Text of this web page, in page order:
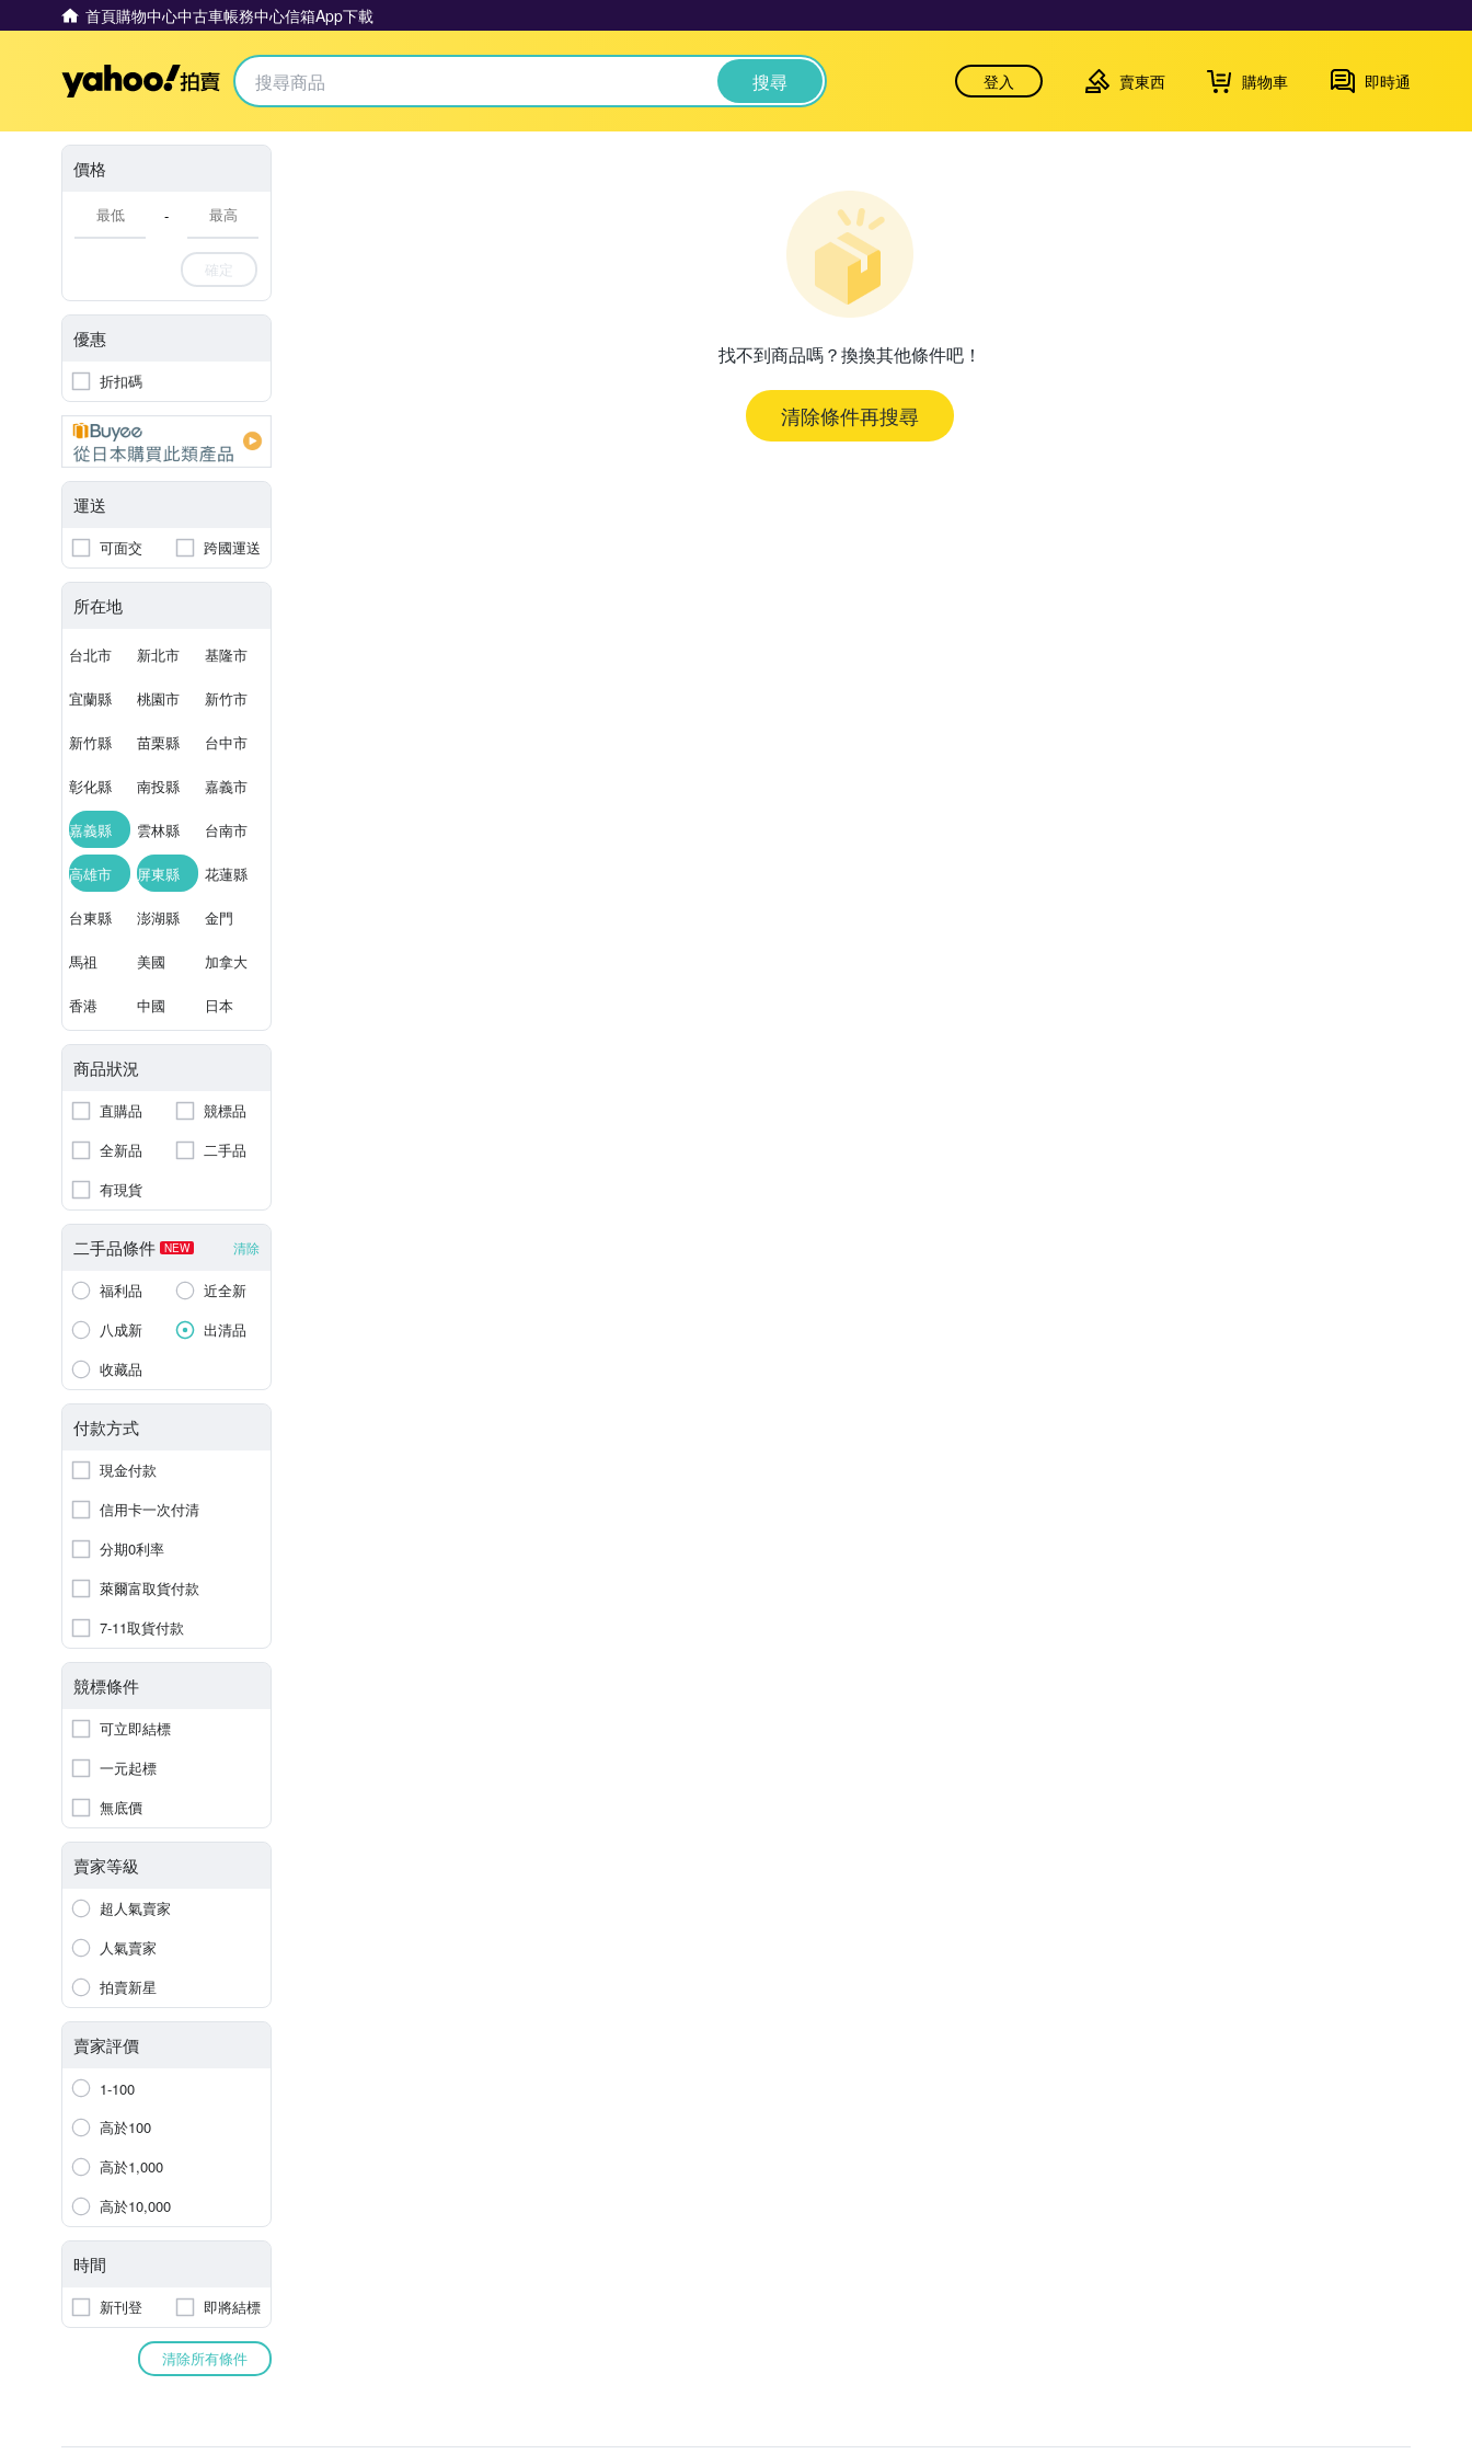
首頁購物中心中古車帳務中心信箱App下載
Yahoo拍賣 搜尋 登入 賣東西 購物車 即時通
價格
-
確定
優惠
折扣碼
運送
可面交 跨國運送
所在地
台北市 新北市 基隆市
宜蘭縣 桃園市 新竹市
新竹縣 苗栗縣 台中市
彰化縣 南投縣 嘉義市
嘉義縣 雲林縣 台南市
高雄市 屏東縣 花蓮縣
台東縣 澎湖縣 金門
馬祖 美國 加拿大
香港 中國 日本
商品狀況
直購品
競標品
全新品
二手品
有現貨
二手品條件 NEW 清除
福利品
近全新
八成新
出清品
收藏品
付款方式
現金付款
信用卡一次付清
分期0利率
萊爾富取貨付款
7-11取貨付款
競標條件
可立即結標
一元起標
無底價
賣家等級
超人氣賣家
人氣賣家
拍賣新星
賣家評價
1-100
高於100
高於1,000
高於10,000
時間
新刊登 即將結標
清除所有條件
找不到商品嗎？換換其他條件吧！
清除條件再搜尋